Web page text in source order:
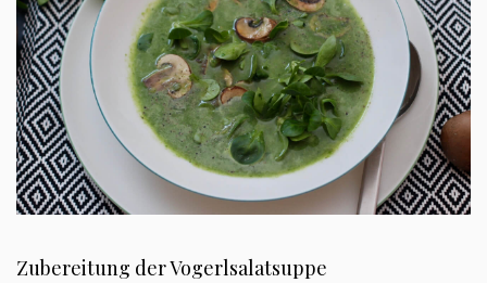
Zubereitung der Vogerlsalatsuppe